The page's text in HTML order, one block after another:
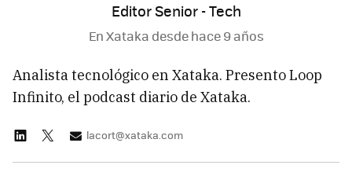
Editor Senior - Tech
En Xataka desdehace 9 años
Analista tecnológico en Xataka. Presento Loop
Infinito, el podcast diario de Xataka.
lacort@xataka.com